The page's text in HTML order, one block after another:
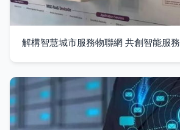
解構智慧城市服務物聯網 共創智能服